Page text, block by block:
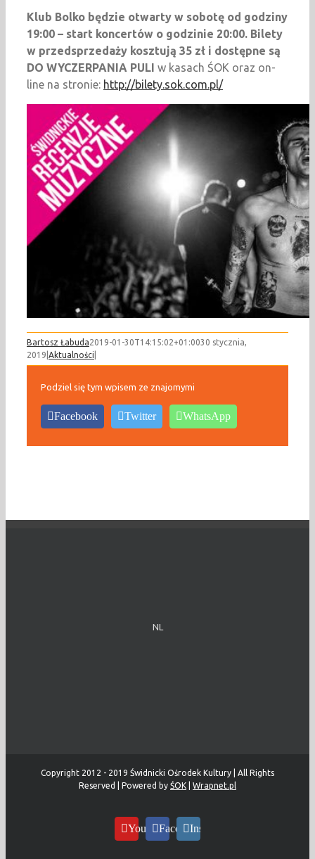
Klub Bolko będzie otwarty w sobotę od godziny
19:00 – start koncertów o godzinie 20:00. Bilety
w przedsprzedaży kosztują 35 zł i dostępne są
DO WYCZERPANIA PULI w kasach ŚOK oraz on-
line na stronie: http://bilety.sok.com.pl/
Bartosz Łabuda2019-01-30T14:15:02+01:0030 stycznia,
2019 Aktualności
Podziel się tym wpisem ze znajomymi
Facebook Twitter WhatsApp
NL
Copyright 2012 - 2019 Świdnicki Ośrodek Kultury | All Rights
Reserved | Powered by ŚOK Wrapnet.pl
YouTubeFacebookInstagram